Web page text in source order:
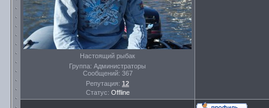
Настоящий рыбак
Группа: Администраторы
Сообщений: 367
Репутация: 12
Статус: Offline